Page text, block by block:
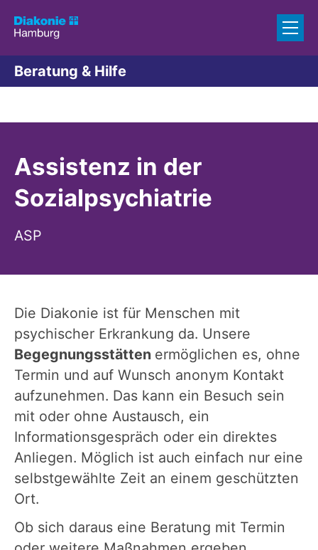
Beratung & Hilfe
Assistenz in der
Sozialpsychiatrie
ASP
Die Diakonie ist für Menschen mit
psychischer Erkrankung da. Unsere
Begegnungsstätten ermöglichen es, ohne
Termin und auf Wunsch anonym Kontakt
aufzunehmen. Das kann ein Besuch sein
mit oder ohne Austausch, ein
Informationsgespräch oder ein direktes
Anliegen. Möglich ist auch einfach nur eine
selbstgewählte Zeit an einem geschützten
Ort.
Ob sich daraus eine Beratung mit Termin